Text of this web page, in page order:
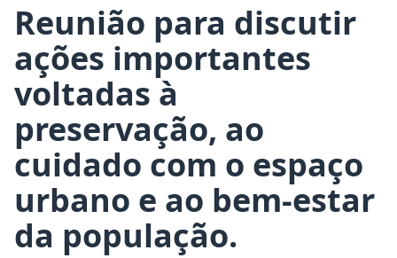
Reunião para discutir
ações importantes
voltadas à
preservação, ao
cuidado com o espaço
urbano e ao bem-estar
da população.